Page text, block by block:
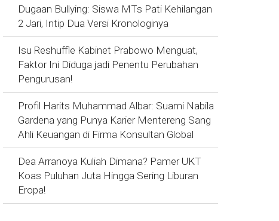
Dugaan Bullying: Siswa MTs Pati Kehilangan
2 Jari, Intip Dua Versi Kronologinya
Isu Reshuffle Kabinet Prabowo Menguat,
Faktor Ini Diduga jadi Penentu Perubahan
Pengurusan!
Profil Harits Muhammad Albar: Suami Nabila
Gardena yang Punya Karier Mentereng Sang
Ahli Keuangan di Firma Konsultan Global
Dea Arranoya Kuliah Dimana? Pamer UKT
Koas Puluhan Juta Hingga Sering Liburan
Eropa!